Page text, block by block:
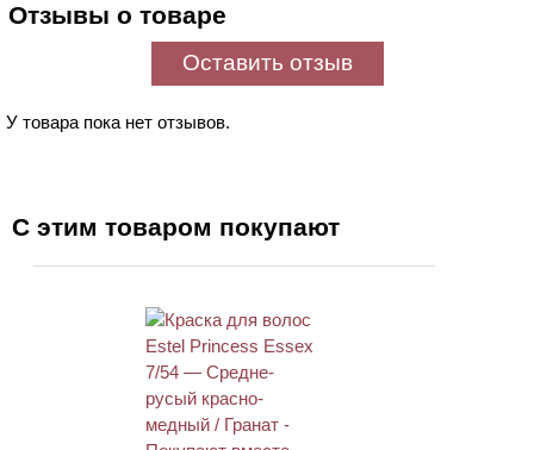
Отзывы о товаре
Оставить отзыв
У товара пока нет отзывов.
С этим товаром покупают